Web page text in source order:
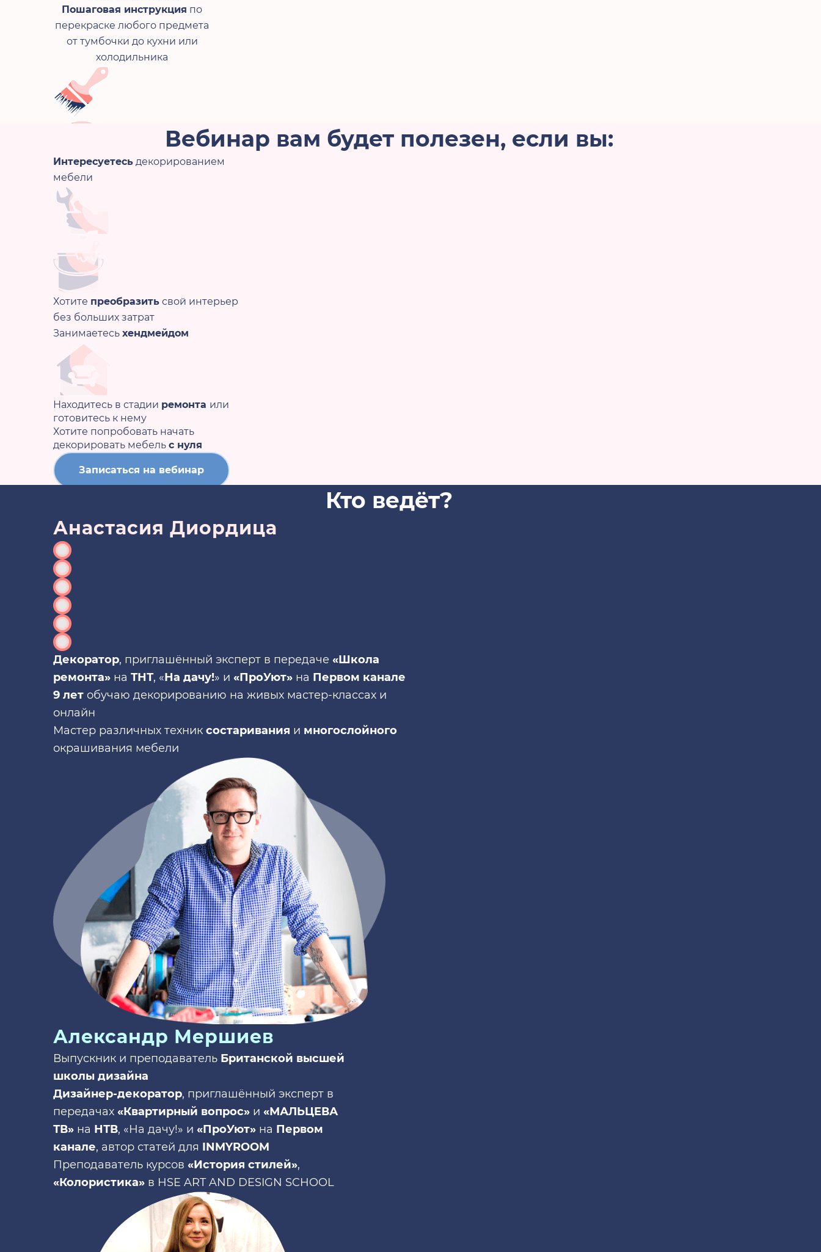
Получите
декорированию и узнайте, как создать уникальный
предмет у себя дома
по Москве
Регистрируйтесь на
бесплатный вебинар
Анастасии Диордицы и
Александра Мершиева
любую мебель и не испортить?
Какперекрасить
Пошаговая инструкция по
перекраске любого предмета
от тумбочки до кухни или
холодильника
Вебинар вам будет полезен, если вы:
Интересуетесь декорированием
мебели
Хотите преобразить свой интерьер
без больших затрат
Занимаетесь хендмейдом
Находитесь в стадии ремонта или
готовитесь к нему
Хотите попробовать начать
декорировать мебель с нуля
Записаться на вебинар
1
3
4
5
Кто ведёт?
Анастасия Диордица
Декоратор, приглашённый эксперт в передаче «Школа
ремонта» на ТНТ, «На дачу!» и «ПроУют» на Первом канале
9 лет обучаю декорированию на живых мастер-классах и
онлайн
Мастер различных техник состаривания и многослойного
окрашивания мебели
Александр Мершиев
Выпускник и преподаватель Британской высшей
школы дизайна
Дизайнер-декоратор, приглашённый эксперт в
передачах «Квартирный вопрос» и «МАЛЬЦЕВА
ТВ» на НТВ, «На дачу!» и «ПроУют» на Первом
канале, автор статей для INMYROOM
Преподаватель курсов «История стилей»,
«Колористика» в HSE ART AND DESIGN SCHOOL